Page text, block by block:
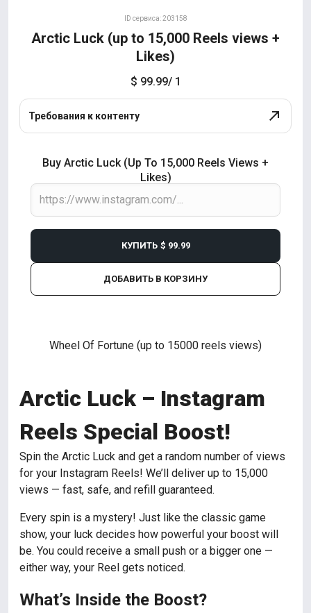
ID сервиса: 203158
Arctic Luck (up to 15,000 Reels views +
Likes)
$ 99.99/ 1
Требования к контенту
Buy Arctic Luck (up To 15,000 Reels Views +
Likes)
ДОБАВИТЬ В КОРЗИНУ
КУПИТЬ $ 99.99
Wheel Of Fortune (up to 15000 reels views)
Arctic Luck – Instagram
Reels Special Boost!
Spin the Arctic Luck and get a random number of views
for your Instagram Reels! We’ll deliver up to 15,000
views — fast, safe, and refill guaranteed.
Every spin is a mystery! Just like the classic game
show, your luck decides how powerful your boost will
be. You could receive a small push or a bigger one —
either way, your Reel gets noticed.
What’s Inside the Boost?